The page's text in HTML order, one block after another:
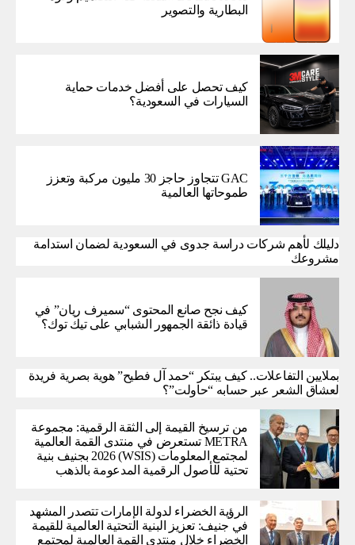
البطارية والتصوير
كيف تحصل على أفضل خدمات حماية
السيارات في السعودية؟
GAC تتجاوز حاجز 30 مليون مركبة وتعزز
طموحاتها العالمية
دليلك لأهم شركات دراسة جدوى في السعودية لضمان استدامة
مشروعك
كيف نجح صانع المحتوى “سميرف ريان” في
قيادة ذائقة الجمهور الشبابي على تيك توك؟
بملايين التفاعلات.. كيف يبتكر “حمد آل فطيح” هوية بصرية فريدة
لعشاق الشعر عبر حسابه “حاولت”؟
من ترسيخ القيمة إلى الثقة الرقمية: مجموعة
METRA تستعرض في منتدى القمة العالمية
لمجتمع المعلومات (WSIS) 2026 بجنيف بنية
تحتية للأصول الرقمية المدعومة بالذهب
الرؤية الخضراء لدولة الإمارات تتصدر المشهد
في جنيف: تعزيز البنية التحتية العالمية للقيمة
الخضراء خلال منتدى القمة العالمية لمجتمع